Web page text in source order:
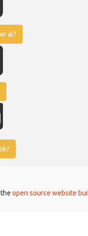
al?
open source website